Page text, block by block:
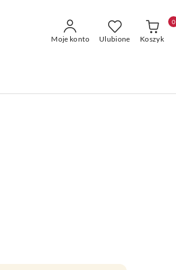
Moje konto Ulubione Koszyk
0